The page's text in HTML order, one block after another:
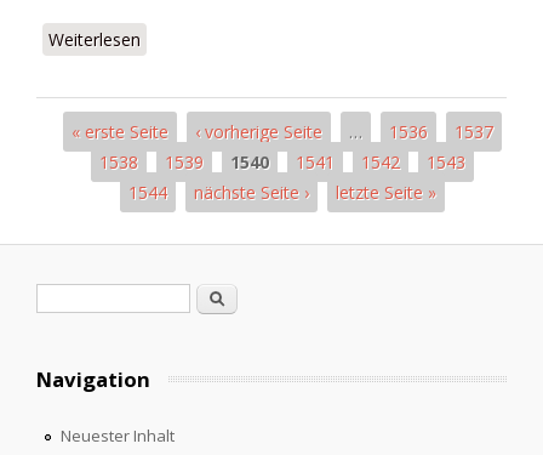
Weiterlesen
Seiten
« erste Seite ‹ vorherige Seite … 1536
1537
1538
1539 1540 1541 1542
1543
1544
nächste Seite › letzte Seite »
Suche
Navigation
Neuester Inhalt